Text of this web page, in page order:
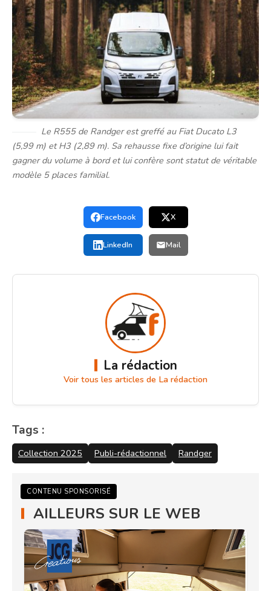
Le R555 de Randger est greffé au Fiat Ducato L3
(5,99 m) et H3 (2,89 m). Sa rehausse fixe d’origine lui fait
gagner du volume à bord et lui confère sont statut de véritable
modèle 5 places familial.
Facebook X
LinkedIn Mail
La rédaction
Voir tous les articles de La rédaction
Tags :
Collection 2025 Publi-rédactionnel Randger
CONTENU SPONSORISÉ
AILLEURS SUR LE WEB